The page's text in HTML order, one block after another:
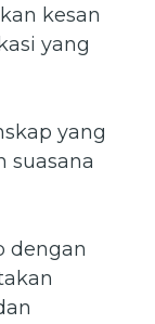
kesan
yang
yang
suasana
dengan